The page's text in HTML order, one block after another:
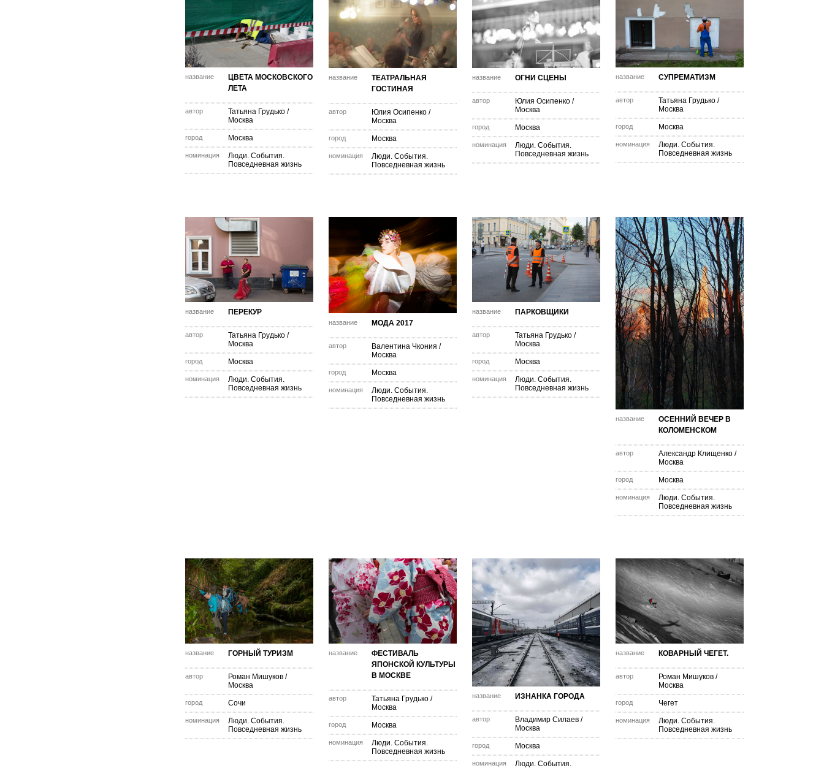
название
ЦВЕТА МОСКОВСКОГО
ЛЕТА
автор Татьяна Грудько /
Москва
город Москва
номинация
Люди. События.
Повседневная жизнь
название
ТЕАТРАЛЬНАЯ
ГОСТИНАЯ
автор Юлия Осипенко /
Москва
город Москва
номинация
Люди. События.
Повседневная жизнь
название ОГНИ СЦЕНЫ
автор Юлия Осипенко /
Москва
город Москва
номинация
Люди. События.
Повседневная жизнь
название СУПРЕМАТИЗМ
автор Татьяна Грудько /
Москва
город Москва
номинация
Люди. События.
Повседневная жизнь
название ПЕРЕКУР
автор Татьяна Грудько /
Москва
город Москва
номинация
Люди. События.
Повседневная жизнь
название МОДА 2017
автор Валентина Чкония /
Москва
город Москва
номинация
Люди. События.
Повседневная жизнь
название ПАРКОВЩИКИ
автор Татьяна Грудько /
Москва
город Москва
номинация
Люди. События.
Повседневная жизнь
название
ОСЕННИЙ ВЕЧЕР В
КОЛОМЕНСКОМ
автор Александр Клищенко /
Москва
город Москва
номинация
Люди. События.
Повседневная жизнь
название ГОРНЫЙ ТУРИЗМ
автор Роман Мишуков /
Москва
город Сочи
номинация
Люди. События.
Повседневная жизнь
название
ФЕСТИВАЛЬ
ЯПОНСКОЙ КУЛЬТУРЫ
В МОСКВЕ
автор Татьяна Грудько /
Москва
город Москва
номинация
Люди. События.
Повседневная жизнь
название ИЗНАНКА ГОРОДА
автор Владимир Силаев /
Москва
город Москва
номинация Люди. События.
название КОВАРНЫЙ ЧЕГЕТ.
автор Роман Мишуков /
Москва
город Чегет
номинация
Люди. События.
Повседневная жизнь